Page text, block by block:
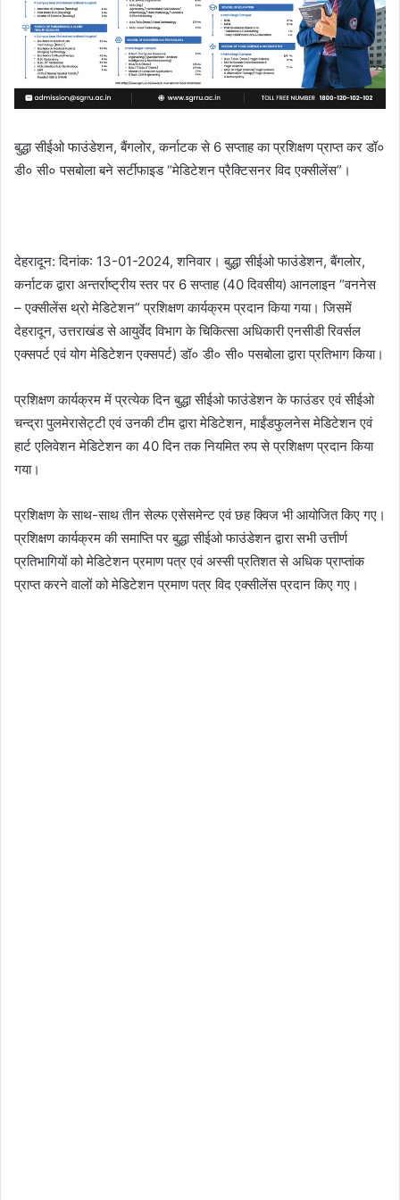
बुद्धा सीईओ फाउंडेशन, बैंगलोर, कर्नाटक से 6 सप्ताह का प्रशिक्षण प्राप्त कर डॉ०
डी० सी० पसबोला बने सर्टीफाइड “मेडिटेशन प्रैक्टिसनर विद एक्सीलेंस”।
देहरादून: दिनांक: 13-01-2024, शनिवार। बुद्धा सीईओ फाउंडेशन, बैंगलोर,
कर्नाटक द्वारा अन्तर्राष्ट्रीय स्तर पर 6 सप्ताह (40 दिवसीय) आनलाइन “वननेस
– एक्सीलेंस थ्रो मेडिटेशन” प्रशिक्षण कार्यक्रम प्रदान किया गया। जिसमें
देहरादून, उत्तराखंड से आयुर्वेद विभाग के चिकित्सा अधिकारी एनसीडी रिवर्सल
एक्सपर्ट एवं योग मेडिटेशन एक्सपर्ट) डॉ० डी० सी० पसबोला द्वारा प्रतिभाग किया।
प्रशिक्षण कार्यक्रम में प्रत्येक दिन बुद्धा सीईओ फाउंडेशन के फाउंडर एवं सीईओ
चन्द्रा पुलमेरासेट्टी एवं उनकी टीम द्वारा मेडिटेशन, माईंडफुलनेस मेडिटेशन एवं
हार्ट एलिवेशन मेडिटेशन का 40 दिन तक नियमित रुप से प्रशिक्षण प्रदान किया
गया।
प्रशिक्षण के साथ-साथ तीन सेल्फ एसेसमेन्ट एवं छह क्विज भी आयोजित किए गए।
प्रशिक्षण कार्यक्रम की समाप्ति पर बुद्धा सीईओ फाउंडेशन द्वारा सभी उत्तीर्ण
प्रतिभागियों को मेडिटेशन प्रमाण पत्र एवं अस्सी प्रतिशत से अधिक प्राप्तांक
प्राप्त करने वालों को मेडिटेशन प्रमाण पत्र विद एक्सीलेंस प्रदान किए गए।